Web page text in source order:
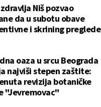
Niš pozvao
da u subotu obave
i skrining preglede
oaza u srcu Beograda
najviši stepen zaštite:
revizija botaničke
"Jevremovac"